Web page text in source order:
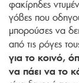
φακίρηδες
γόβες που
μπορούσες να
από τις ρόγες
για το κοινό,
να πάει να το